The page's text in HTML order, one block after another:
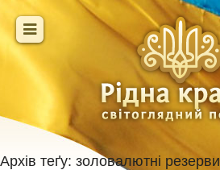
Архів теґу: золовалютні резерви